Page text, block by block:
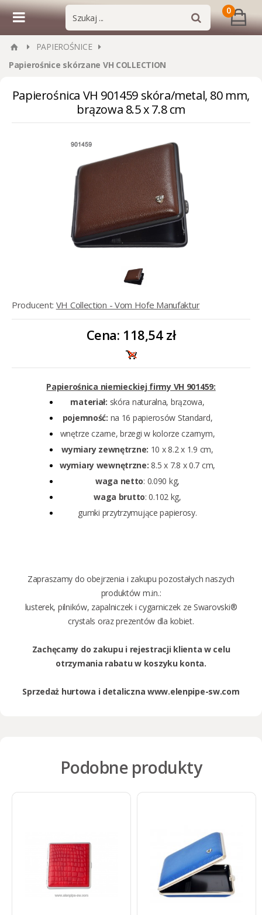
0
PAPIEROŚNICE
Papierośnice skórzane VH COLLECTION
Papierośnica VH 901459 skóra/metal, 80 mm,
brązowa 8.5 x 7.8 cm
Producent: VH Collection - Vom Hofe Manufaktur
Cena: 118,54 zł
Papierośnica niemieckiej firmy VH 901459:
materiał: skóra naturalna, brązowa,
pojemność: na 16 papierosów Standard,
wnętrze czarne, brzegi w kolorze czarnym,
wymiary zewnętrzne: 10 x 8.2 x 1.9 cm,
wymiary wewnętrzne: 8.5 x 7.8 x 0.7 cm,
waga netto: 0.090 kg,
waga brutto: 0.102 kg,
gumki przytrzymujące papierosy.
Zapraszamy do obejrzenia i zakupu pozostałych naszych
produktów m.in.:
lusterek, pilników, zapalniczek icygarniczek ze Swarovski®
crystals orazprezentów dla kobiet.
Zachęcamy do zakupu i rejestracji klienta w celu
otrzymania rabatu w koszyku konta.
Sprzedaż hurtowa i detaliczna www.elenpipe-sw.com
Podobne produkty